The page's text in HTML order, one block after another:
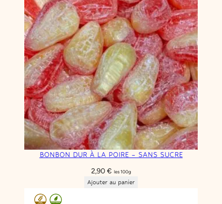
BONBON DUR À LA POIRE – SANS SUCRE
2,90 € les 100g
Ajouter au panier